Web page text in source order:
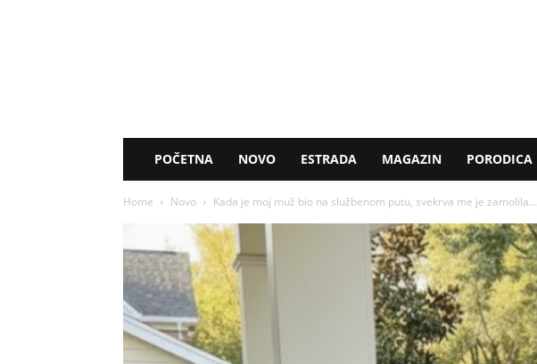
POČETNA NOVO ESTRADA MAGAZIN PORODICA
Home Novo Kada je moj muž bio na službenom putu, svekrva me je zamolila...